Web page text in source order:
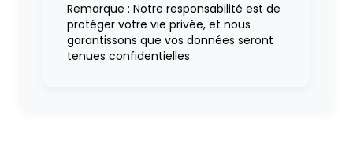
Remarque : Notre responsabilité est de
protéger votre vie privée, et nous
garantissons que vos données seront
tenues confidentielles.